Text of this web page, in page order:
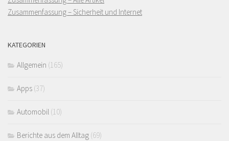
Zusammenfassung – Sicherheit und Internet
KATEGORIEN
Allgemein (165)
Apps (37)
Automobil (10)
Berichte aus dem Alltag (69)